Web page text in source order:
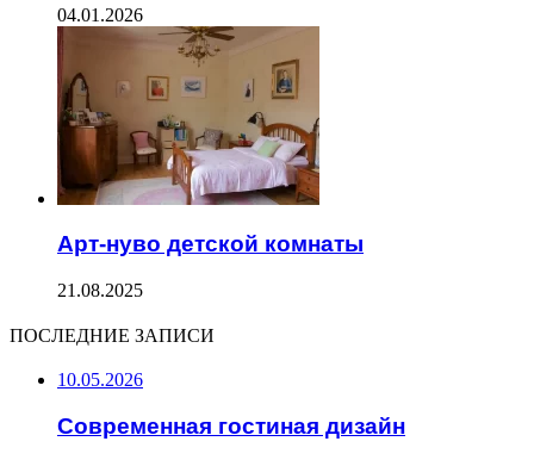
04.01.2026
Арт-нуво детской комнаты
21.08.2025
ПОСЛЕДНИЕ ЗАПИСИ
10.05.2026
Современная гостиная дизайн